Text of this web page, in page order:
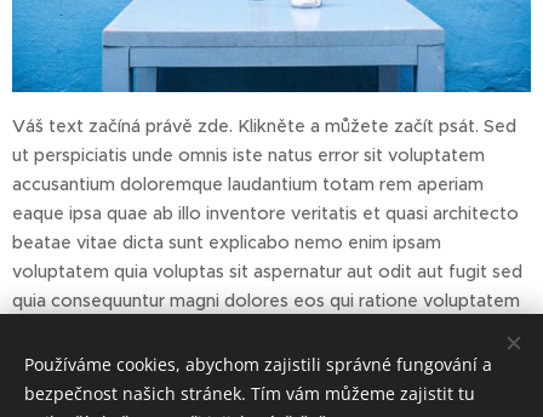
Váš text začíná právě zde. Klikněte a můžete začít psát. Sed
ut perspiciatis unde omnis iste natus error sit voluptatem
accusantium doloremque laudantium totam rem aperiam
eaque ipsa quae ab illo inventore veritatis et quasi architecto
beatae vitae dicta sunt explicabo nemo enim ipsam
voluptatem quia voluptas sit aspernatur aut odit aut fugit sed
quia consequuntur magni dolores eos qui ratione voluptatem
quia dolor sit amet consectetur.
Používáme cookies, abychom zajistili správné fungování a
bezpečnost našich stránek. Tím vám můžeme zajistit tu